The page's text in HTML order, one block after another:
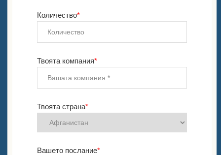
Количество*
Твоята компания*
Твоята страна*
Вашето послание*